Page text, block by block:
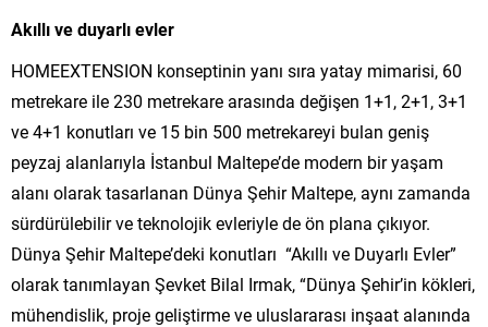
Akıllı ve duyarlı evler
HOMEEXTENSION konseptinin yanı sıra yatay mimarisi, 60
metrekare ile 230 metrekare arasında değişen 1+1, 2+1, 3+1
ve 4+1 konutları ve 15 bin 500 metrekareyi bulan geniş
peyzaj alanlarıyla İstanbul Maltepe’de modern bir yaşam
alanı olarak tasarlanan Dünya Şehir Maltepe, aynı zamanda
sürdürülebilir ve teknolojik evleriyle de ön plana çıkıyor.
Dünya Şehir Maltepe’deki konutları “Akıllı ve Duyarlı Evler”
olarak tanımlayan Şevket Bilal Irmak, “Dünya Şehir’in kökleri,
mühendislik, proje geliştirme ve uluslararası inşaat alanında